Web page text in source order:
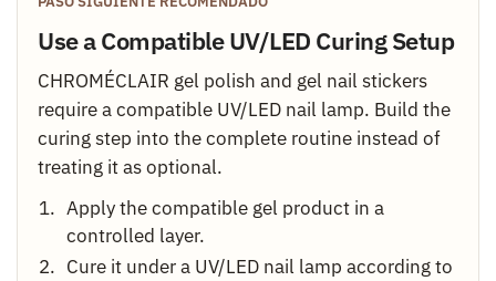
Use a Compatible UV/LED Curing Setup
CHROMÉCLAIR gel polish and gel nail stickers
require a compatible UV/LED nail lamp. Build the
curing step into the complete routine instead of
treating it as optional.
Apply the compatible gel product in a
controlled layer.
Cure it under a UV/LED nail lamp according to